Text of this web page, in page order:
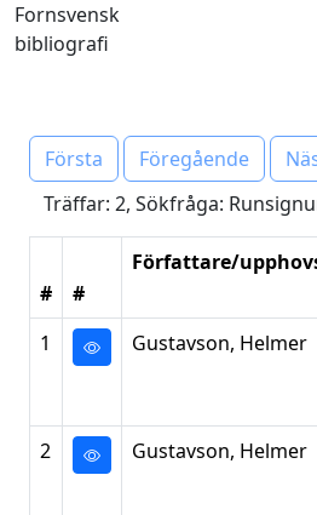
Fornsvensk
bibliografi
Första Föregående
Träffar: 2, Sökfråga:
# #
Författare/
1
Gustavson, Helmer
2 Gustavson, Helmer